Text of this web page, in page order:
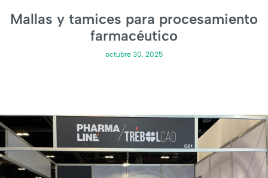
Mallas y tamices para procesamiento
farmacéutico
octubre 30, 2025